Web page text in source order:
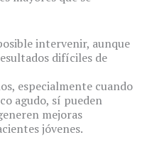
intervenir, aunque
difíciles de
especialmente cuando
agudo, sí pueden
mejoras
jóvenes.